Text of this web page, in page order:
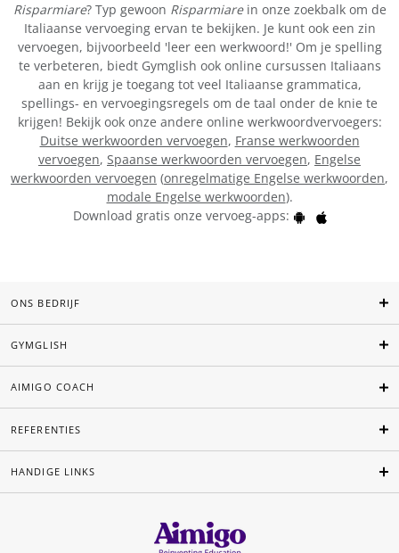
Risparmiare? Typ gewoon Risparmiarein onze zoekbalk om de
Italiaanse vervoeging ervan te bekijken. Je kunt ook een zin
vervoegen, bijvoorbeeld 'leer een werkwoord!' Om je spelling
te verbeteren, biedt Gymglish ook online cursussen Italiaans
aan en krijg je toegang tot veel Italiaanse grammatica,
spellings- en vervoegingsregels om de taal onder de knie te
krijgen! Bekijk ook onze andere online werkwoordvervoegers:
Duitse werkwoorden vervoegen, Franse werkwoorden
vervoegen, Spaanse werkwoorden vervoegen, Engelse
werkwoorden vervoegen (onregelmatige Engelse werkwoorden,
modale Engelse werkwoorden).
Download gratis onze vervoeg-apps:
ONS BEDRIJF
GYMGLISH
AIMIGO COACH
REFERENTIES
HANDIGE LINKS